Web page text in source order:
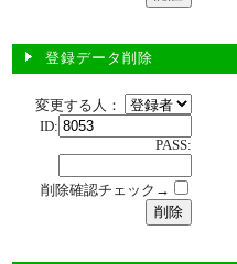
登録データ削除
変更する人：
ID:
PASS:
削除確認チェック→